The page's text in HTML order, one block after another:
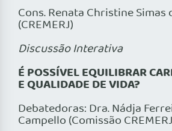
Cons. Renata Christine Simas
(CREMERJ)
Discussão Interativa
É POSSÍVEL EQUILIBRAR
E QUALIDADE DE VIDA?
Debatedoras: Dra. Nádja
Campello (Comissão